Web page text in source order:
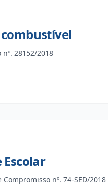
nº. 28152/2018
Compromisso nº. 74-SED/2018